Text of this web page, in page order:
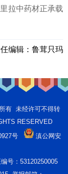
拉中药材正承载
编辑： 鲁茸只玛
有 未经许可不得转
RESERVED
号
滇公网安
号：53120250005